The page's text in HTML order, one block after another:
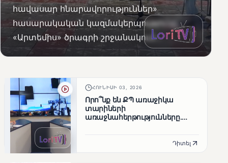
հավասար հնարավորություններ»
հասարակական կազմակերպությունը,
«Արտեմիս» ծրագրի շրջանակում...
ՀՈՒՆԻՍԻ 03, 2026
Որո՞նք են ՔՊ առաջիկա
տարիների
առաջնահերթությունները.
Դիտել